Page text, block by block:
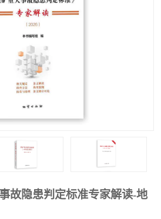
故隐患判定标准专家解读-地
铁路建设工程预算定额
石油化工安装预算定额
定 长输管道工程检修维修预
额 炼油化工计价依据定额